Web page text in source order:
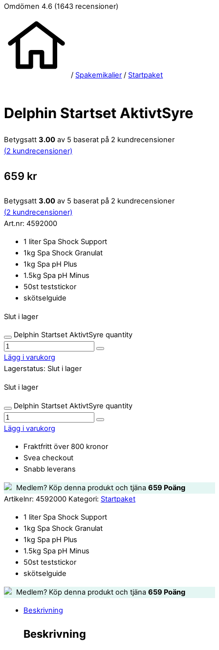
Omdömen 4.6 (1643 recensioner)
/ Spakemikalier / Startpaket
Delphin Startset AktivtSyre
Betygsatt 3.00 av 5 baserat på 2 kundrecensioner
(2 kundrecensioner)
659 kr
Betygsatt 3.00 av 5 baserat på 2 kundrecensioner
(2 kundrecensioner)
Art.nr: 4592000
1 liter Spa Shock Support
1kg Spa Shock Granulat
1kg Spa pH Plus
1.5kg Spa pH Minus
50st teststickor
skötselguide
Slut i lager
Delphin Startset AktivtSyre quantity
Lägg i varukorg
Lagerstatus: Slut i lager
Slut i lager
Delphin Startset AktivtSyre quantity
Lägg i varukorg
Fraktfritt över 800 kronor
Svea checkout
Snabb leverans
Medlem? Köp denna produkt och tjäna 659 Poäng
Artikelnr: 4592000 Kategori: Startpaket
1 liter Spa Shock Support
1kg Spa Shock Granulat
1kg Spa pH Plus
1.5kg Spa pH Minus
50st teststickor
skötselguide
Medlem? Köp denna produkt och tjäna 659 Poäng
Beskrivning
Beskrivning